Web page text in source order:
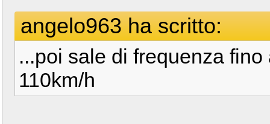
angelo963 ha scritto:
...poi sale di frequenza
110km/h